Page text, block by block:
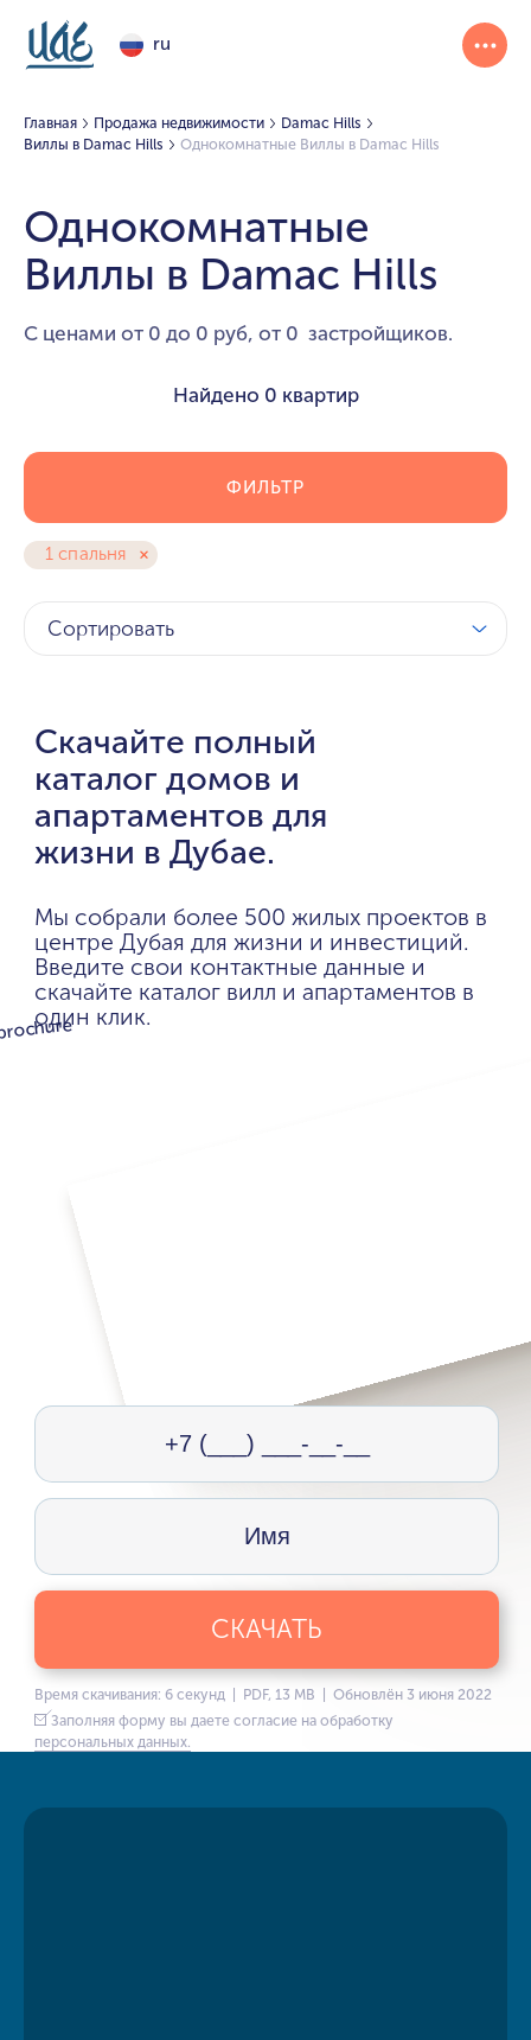
ru
Главная Продажа недвижимости
Damac Hills
Виллы в Damac Hills
Однокомнатные Виллы в Damac Hills
Однокомнатные
Виллы в Damac Hills
С ценами от 0 до 0 руб, от 0 застройщиков.
Найдено 0 квартир
1 спальня
ФИЛЬТР
Сортировать
Скачайте полный
каталог домов и
апартаментов для
жизни в Дубае.
Мы собрали более 500 жилых проектов в
центре Дубая для жизни и инвестиций.
Введите свои контактные данные и
скачайте каталог вилл и апартаментов в
один клик.
СКАЧАТЬ
Время скачивания: 6 секунд | PDF, 13 MB | Обновлён 3 июня 2022
Заполняя форму вы даете согласие на обработку
персональных данных.